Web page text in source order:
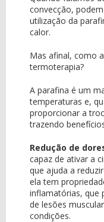
convecção,
utilização da
calor.
Mas afinal, como
termoterapia?
A parafina é um
temperaturas e,
proporcionar a
trazendo
Redução de
capaz de ativar a
que ajuda a
ela tem
inflamatórias, que
de lesões
condições.